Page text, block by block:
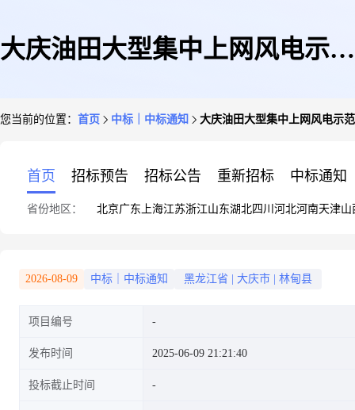
大庆油田大型集中上网风电示范
候选人
您当前的位置： 首页 中标｜中标通知 大庆油田大型集中上网风电示
首页 招标预告 招标公告 重新招标 中标通知
省份地区： 北京广东 上海江苏浙江山东湖北四川 河北河南天津山
2026-08-09 中标｜中标通知 黑龙江省 大庆市 林甸县
项目编号
发布时间 2025-06-09 21:21:40
投标截止时间